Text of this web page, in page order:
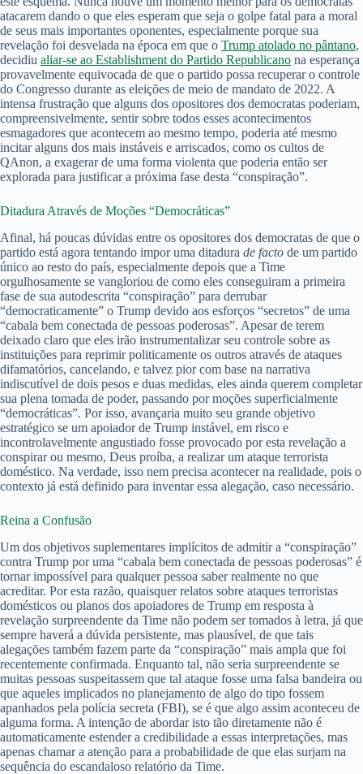
atacarem dando o que eles esperam que seja o golpe fatal para a moral
de seus mais importantes oponentes, especialmente porque sua
revelação foi desvelada na época em que o Trump atolado no pântano,
decidiu aliar-se ao Establishment do Partido Republicano na esperança
provavelmente equivocada de que o partido possa recuperar o controle
do Congresso durante as eleições de meio de mandato de 2022. A
intensa frustração que alguns dos opositores dos democratas poderiam,
compreensivelmente, sentir sobre todos esses acontecimentos
esmagadores que acontecem ao mesmo tempo, poderia até mesmo
incitar alguns dos mais instáveis e arriscados, como os cultos de
QAnon, a exagerar de uma forma violenta que poderia então ser
explorada para justificar a próxima fase desta “conspiração”.
Ditadura Através de Moções “Democráticas”
Afinal, há poucas dúvidas entre os opositores dos democratas de que o
partido está agora tentando impor uma ditadura de facto de um partido
único ao resto do país, especialmente depois que a Time
orgulhosamente se vangloriou de como eles conseguiram a primeira
fase de sua autodescrita “conspiração” para derrubar
“democraticamente” o Trump devido aos esforços “secretos” de uma
“cabala bem conectada de pessoas poderosas”. Apesar de terem
deixado claro que eles irão instrumentalizar seu controle sobre as
instituições para reprimir politicamente os outros através de ataques
difamatórios, cancelando, e talvez pior com base na narrativa
indiscutível de dois pesos e duas medidas, eles ainda querem completar
sua plena tomada de poder, passando por moções superficialmente
“democráticas”. Por isso, avançaria muito seu grande objetivo
estratégico se um apoiador de Trump instável, em risco e
incontrolavelmente angustiado fosse provocado por esta revelação a
conspirar ou mesmo, Deus proíba, a realizar um ataque terrorista
doméstico. Na verdade, isso nem precisa acontecer na realidade, pois o
contexto já está definido para inventar essa alegação, caso necessário.
Reina a Confusão
Um dos objetivos suplementares implícitos de admitir a “conspiração”
contra Trump por uma “cabala bem conectada de pessoas poderosas” é
tornar impossível para qualquer pessoa saber realmente no que
acreditar. Por esta razão, quaisquer relatos sobre ataques terroristas
domésticos ou planos dos apoiadores de Trump em resposta à
revelação surpreendente da Time não podem ser tomados à letra, já que
sempre haverá a dúvida persistente, mas plausível, de que tais
alegações também fazem parte da “conspiração” mais ampla que foi
recentemente confirmada. Enquanto tal, não seria surpreendente se
muitas pessoas suspeitassem que tal ataque fosse uma falsa bandeira ou
que aqueles implicados no planejamento de algo do tipo fossem
apanhados pela polícia secreta (FBI), se é que algo assim aconteceu de
alguma forma. A intenção de abordar isto tão diretamente não é
automaticamente estender a credibilidade a essas interpretações, mas
apenas chamar a atenção para a probabilidade de que elas surjam na
sequência do escandaloso relatório da Time.